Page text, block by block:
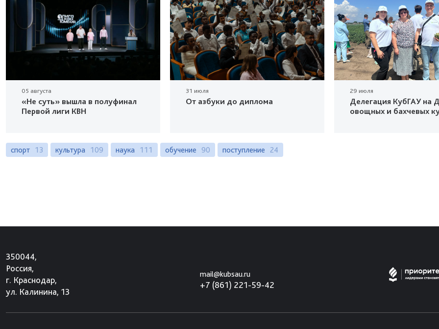
05 августа
«Не суть» вышла в полуфинал
Первой лиги КВН
31 июля
От азбуки до диплома
29 июля
Делегация КубГАУ на
овощных и бахчевых
спорт 13 культура 109 наука 111 обучение 90 поступление 24
350044,
Россия,
г. Краснодар,
ул. Калинина, 13
mail@kubsau.ru
+7 (861) 221-59-42